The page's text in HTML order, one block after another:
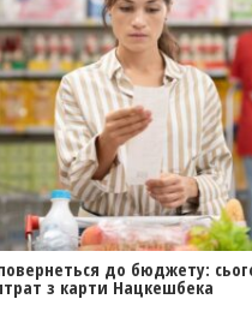
до бюджету:
з карти Нацкешбека